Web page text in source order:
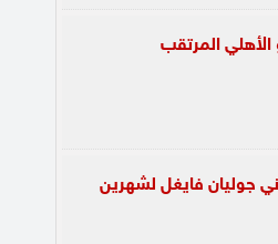
المرتقب
جوليان فايغل لشهرين